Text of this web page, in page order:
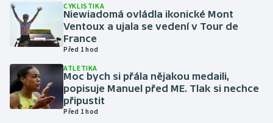
Lezení
Lyže a snowboard
Moderní pětiboj
Motorsport
CYKLISTIKA
Niewiadomá ovládla ikonické Mont
Ventoux a ujala se vedení v Tour de
France
Před 1 hod
ATLETIKA
Moc bych si přála nějakou medaili,
popisuje Manuel před ME. Tlak si nechce
připustit
Před 1 hod